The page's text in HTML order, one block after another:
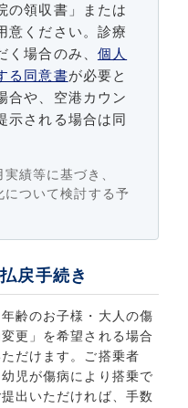
の領収書」または
意ください。診療
く場合のみ、 個人
る同意書が必要と
合や、空港カウン
示される場合は同
績等に基づき、
ついて検討する予
戻手続き
齢のお子様・大人の傷
更」を希望される場合
だけます。ご搭乗者
児が傷病により搭乗で
出いただければ、手数